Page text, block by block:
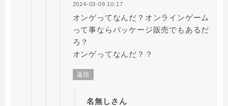
2024-03-09 10:17
オンゲってなんだ？オンラインゲーム
って事ならパッケージ販売でもあるだ
ろ？
オンゲってなんだ？？
返信
名無しさん